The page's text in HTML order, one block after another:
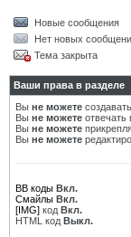
Новые сообщения
Нет новых
Тема закрыта
Ваши права в разделе
Вы не можете
Вы не можете отвечать
Вы не можете
Вы не можете
BB коды Вкл.
Смайлы Вкл.
[IMG] код Вкл.
HTML код Выкл.